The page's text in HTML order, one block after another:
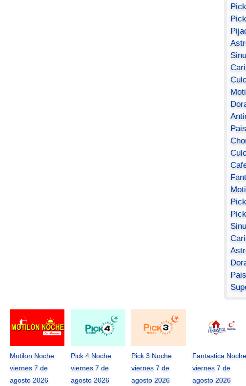
Motilon Noche
viernes 7 de
agosto 2026
Pick 4 Noche
viernes 7 de
agosto 2026
Pick 3 Noche
viernes 7 de
agosto 2026
Fantastica Noche
viernes 7 de
agosto 2026